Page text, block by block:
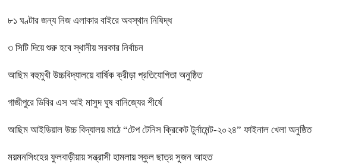
৮১ ঘণ্টার জন্য নিজ এলাকার বাইরে অবস্থান নিষিদ্ধ
৩ সিটি দিয়ে শুরু হবে স্থানীয় সরকার নির্বাচন
আছিম বহুমুখী উচ্চবিদ্যালয়ে বার্ষিক ক্রীড়া প্রতিযোগিতা অনুষ্ঠিত
গাজীপুরে ডিবির এস আই মাসুদ ঘুষ বানিজ্যের শীর্ষে
আছিম আইডিয়াল উচ্চ বিদ্যালয় মাঠে “টেপ টেনিস ক্রিকেট টুর্নামেন্ট-২০২৪” ফাইনাল খেলা অনুষ্ঠিত
ময়মনসিংহের ফুলবাড়ীয়ায় সন্ত্রাসী হামলায় স্কুল ছাত্র সুজন আহত